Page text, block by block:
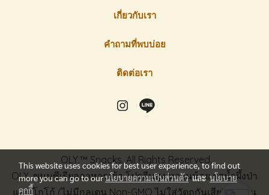
เกี่ยวกับเรา
คำถามที่พบบ่อย
ติดต่อเรา
OLY.™ Snacks. All Rights Reserved.
OLY. ขนมซีเรียลอาหารเช้า โปรตีนสูง หวานน้อย รสน้ำผึ้งป่า
และ โกโก้ (ไม่มีกลูเตน Non-GMO ไม่ใส่วัตถุกันเสีย) ผลิตใน
This website uses cookies for best user experience, to find out
more you can go to ourนโยบายความเป็นส่วนตัวและนโยบาย
คุกกี้